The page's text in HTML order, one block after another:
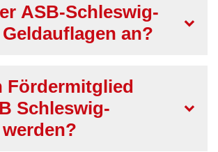
ASB-Schleswig-
an?
Fördermitglied
Schleswig-